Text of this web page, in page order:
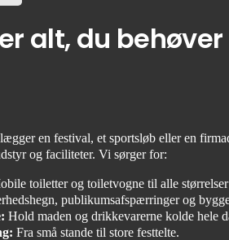
alt, du behøver
en festival, et sportsløb eller en
og faciliteter. Vi sørger for:
toiletter og toiletvogne til alle
publikumsafspærringer og
Hold maden og drikkevarerne kolde hele
Fra små stande til store festtelte.